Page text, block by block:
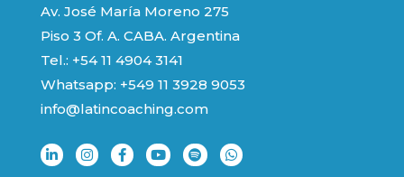
Av. José María Moreno 275
Piso 3 Of. A. CABA. Argentina
Tel.: +54 11 4904 3141
Whatsapp: +549 11 3928 9053
info@latincoaching.com